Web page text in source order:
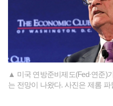
▲ 미국 연방준비제도(Fed·연준)
는 전망이 나왔다. 사진은 제롬